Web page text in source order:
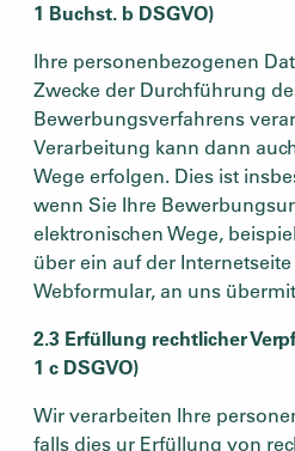
1 Buchst. b DSGVO)
Ihre personenbezogenen
Zwecke der Durchführung
Bewerbungsverfahrens
Verarbeitung kann dann
Wege erfolgen. Dies ist
wenn Sie Ihre
elektronischen Wege,
über ein auf der
Webformular, an uns
2.3 Erfüllung rechtlicher
1 c DSGVO)
Wir verarbeiten Ihre
falls dies ur Erfüllung von